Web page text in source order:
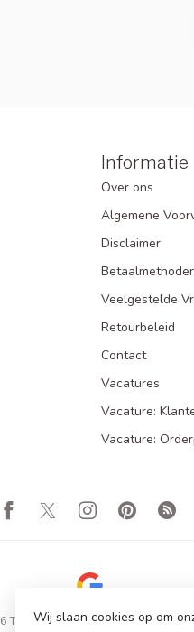
Informatie
Over ons
Algemene
Disclaimer
Veelgestelde
Retourbeleid
Contact
Vacatures
Vacature:
Vacature:
Totale Showroom Leegverkoop!
Wij slaan cookies op om